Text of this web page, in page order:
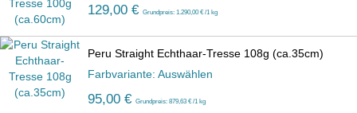
129,00 € Grundpreis: 1.290,00 € /1 kg
Peru Straight Echthaar-Tresse 108g (ca.35cm)
Farbvariante: Auswählen
95,00 € Grundpreis: 879,63 € /1 kg